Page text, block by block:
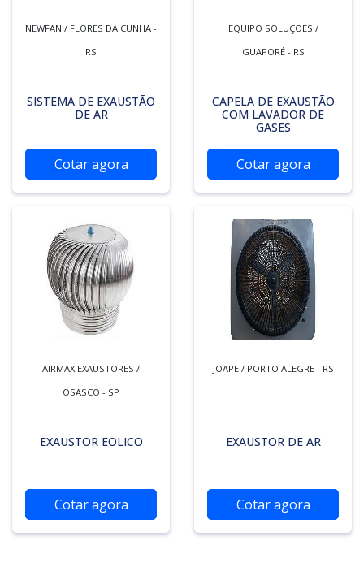
NEWFAN / FLORES DA CUNHA -
RS
SISTEMA DE EXAUSTÃO
DE AR
Cotar agora
EQUIPO SOLUÇÕES /
GUAPORÉ - RS
CAPELA DE EXAUSTÃO
COM LAVADOR DE
GASES
Cotar agora
AIRMAX EXAUSTORES /
OSASCO - SP
EXAUSTOR EOLICO
Cotar agora
JOAPE / PORTO ALEGRE - RS
EXAUSTOR DE AR
Cotar agora